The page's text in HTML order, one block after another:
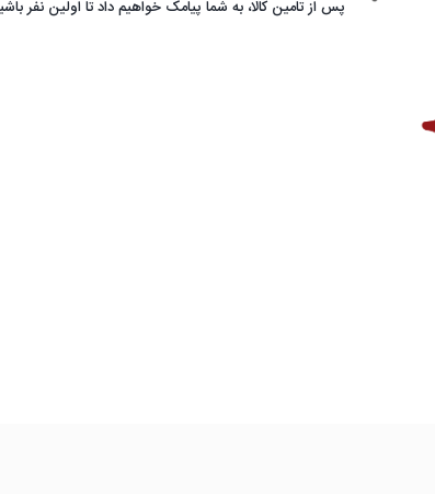
پس از تامین کالا، به شما پیامک خواهیم داد تا اولین نفر